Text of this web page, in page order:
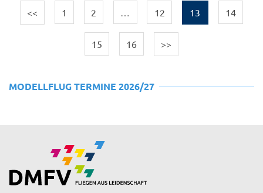
<< 1 2 … 12 13 14
15 16 >>
MODELLFLUG TERMINE 2026/27